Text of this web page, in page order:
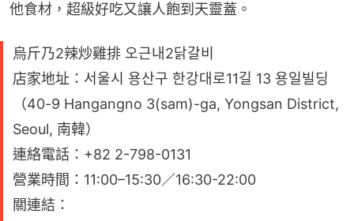
他食材，超級好吃又讓人飽到天靈蓋。
烏斤乃2辣炒雞排 오근내2닭갈비
店家地址：서울시 용산구 한강대로11길 13 용일빌딩
（40-9 Hangangno 3(sam)-ga, Yongsan District,
Seoul, 南韓）
連絡電話：+82 2-798-0131
營業時間：11:00–15:30／16:30-22:00
關連結：